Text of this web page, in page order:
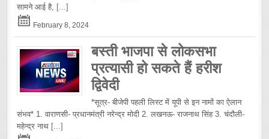
सामने आई है, [...]
February 8, 2024
बस्ती भाजपा से लोकसभा
प्रत्यासी हो सकते हैं हरीश
द्विवेदी
*सूत्र- बीजेपी पहली लिस्ट में यूपी से इन नामों का ऐलान
संभव* 1. वाराणसी- प्रधानमंत्री नरेन्द्र मोदी 2. लखनऊ- राजनाथ सिंह 3. चंदौली-
महेन्द्र नाथ [...]